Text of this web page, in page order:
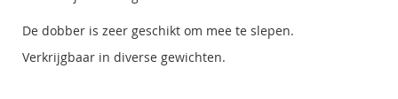
De dobber is zeer geschikt om mee te slepen.
Verkrijgbaar in diverse gewichten.